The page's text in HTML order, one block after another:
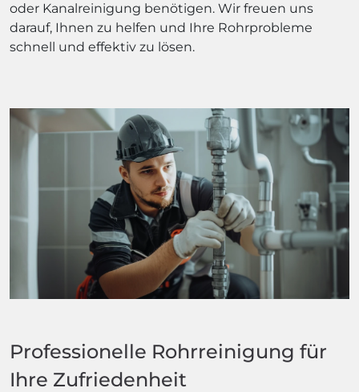
oder Kanalreinigung benötigen. Wir freuen uns
darauf, Ihnen zu helfen und Ihre Rohrprobleme
schnell und effektiv zu lösen.
Professionelle Rohrreinigung für
Ihre Zufriedenheit